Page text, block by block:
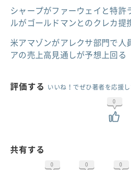
シャープがファーウェイと特
ルがゴールドマンとのクレカ提
米アマゾンがアレクサ部門で人
アの売上高見通しが予想上回る
評価する いいね！でぜひ著者を応援
0
共有する
0 0 0